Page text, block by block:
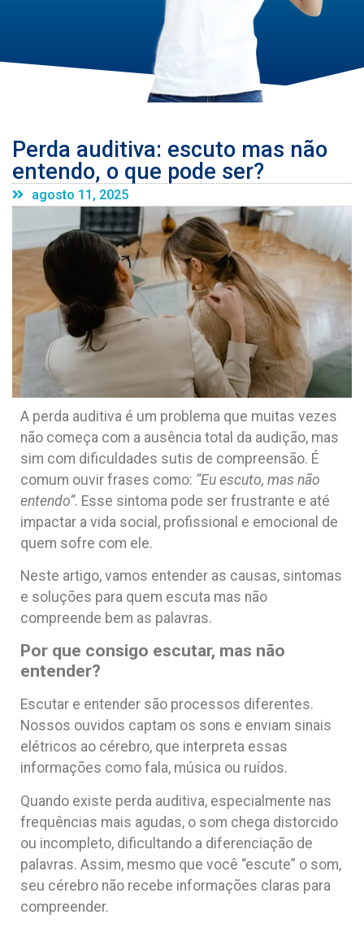
Perda auditiva: escuto mas não
entendo, o que pode ser?
agosto 11, 2025
A perda auditiva é um problema que muitas vezes
não começa com a ausência total da audição, mas
sim com dificuldades sutis de compreensão. É
comum ouvir frases como: “Eu escuto, mas não
entendo”. Esse sintoma pode ser frustrante e até
impactar a vida social, profissional e emocional de
quem sofre com ele.
Neste artigo, vamos entender as causas, sintomas
e soluções para quem escuta mas não
compreende bem as palavras.
Por que consigo escutar, mas não
entender?
Escutar e entender são processos diferentes.
Nossos ouvidos captam os sons e enviam sinais
elétricos ao cérebro, que interpreta essas
informações como fala, música ou ruídos.
Quando existe perda auditiva, especialmente nas
frequências mais agudas, o som chega distorcido
ou incompleto, dificultando a diferenciação de
palavras. Assim, mesmo que você “escute” o som,
seu cérebro não recebe informações claras para
compreender.